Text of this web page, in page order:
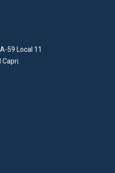
59 Local 11